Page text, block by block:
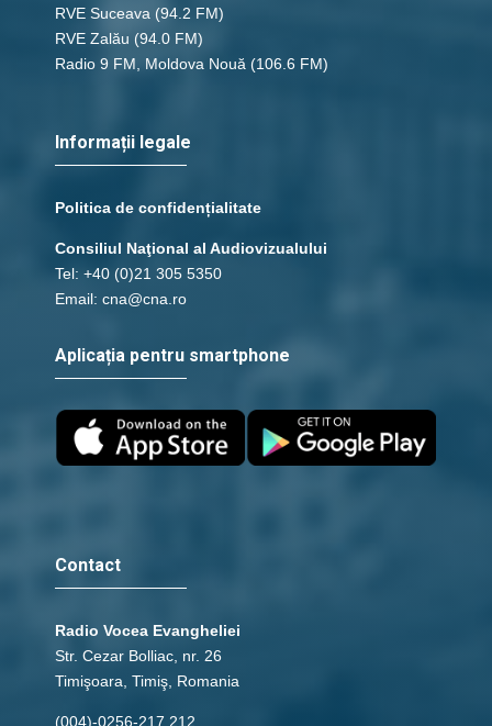
RVE Suceava (94.2 FM)
RVE Zalău (94.0 FM)
Radio 9 FM, Moldova Nouă (106.6 FM)
Informații legale
Politica de confidențialitate
Consiliul Naţional al Audiovizualului
Tel: +40 (0)21 305 5350
Email: cna@cna.ro
Aplicația pentru smartphone
Contact
Radio Vocea Evangheliei
Str. Cezar Bolliac, nr. 26
Timişoara, Timiş, Romania
(004)-0256-217.212